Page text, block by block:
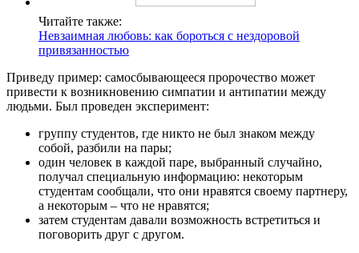
Читайте также:
Невзаимная любовь: как бороться с нездоровой
привязанностью
Приведу пример: самосбывающееся пророчество может
привести к возникновению симпатии и антипатии между
людьми. Был проведен эксперимент:
группу студентов, где никто не был знаком между
собой, разбили на пары;
один человек в каждой паре, выбранный случайно,
получал специальную информацию: некоторым
студентам сообщали, что они нравятся своему партнеру,
а некоторым – что не нравятся;
затем студентам давали возможность встретиться и
поговорить друг с другом.